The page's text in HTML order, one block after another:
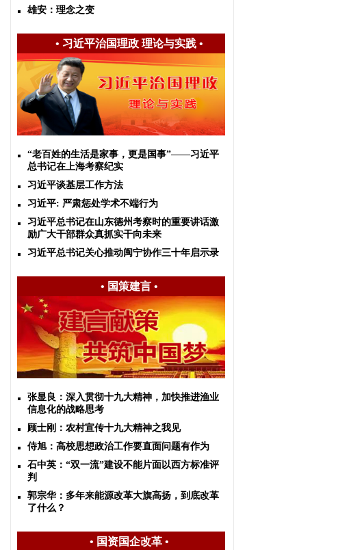
雄安：理念之变
• 习近平治国理政 理论与实践•
“老百姓的生活是家事，更是国事”——习近平
总书记在上海考察纪实
习近平谈基层工作方法
习近平: 严肃惩处学术不端行为
习近平总书记在山东德州考察时的重要讲话激
励广大干部群众真抓实干向未来
习近平总书记关心推动闽宁协作三十年启示录
• 国策建言•
张显良：深入贯彻十九大精神，加快推进渔业
信息化的战略思考
顾士刚：农村宣传十九大精神之我见
侍旭：高校思想政治工作要直面问题有作为
石中英：“双一流”建设不能片面以西方标准评
判
郭宗华：多年来能源改革大旗高扬，到底改革
了什么？
• 国资国企改革•